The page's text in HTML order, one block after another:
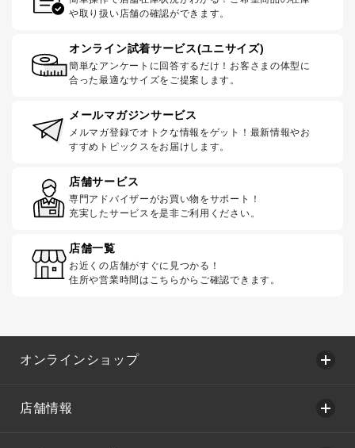
や取り扱い店舗の確認ができます。
オンライン試着サービス(ユニサイズ)
簡単なアンケートに回答するだけ！お客さまの体型に
合った最適なサイズをご提案します。
メールマガジンサービス
メルマガ登録でオトクな情報をゲット！最新情報やお
すすめトピックスをお届けします。
店舗サービス
専門アドバイザーがお買い物をサポート！
充実したサービスを是非ご利用ください。
店舗一覧
お近くの店舗がすぐに見つかる！
住所や営業時間はこちらからご確認できます。
オンラインショップ
店舗情報